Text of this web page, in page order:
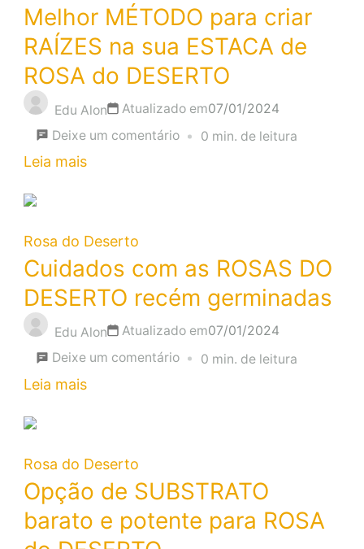
NO
NASCIMENTO
DA
ROSA
DO
DESERTO
Melhor MÉTODO para criar
RAÍZES na sua ESTACA de
ROSA do DESERTO
Edu Alon Atualizado em07/01/2024
Deixe um comentárioem
RAÍZES
sua
ESTACA
de
0 min. de leitura
Leia mais
Rosa do Deserto
Cuidados com as ROSAS DO
DESERTO recém germinadas
Edu Alon Atualizado em07/01/2024
Deixe um comentárioem
DO
recém
0 min. de leitura
Leia mais
Rosa do Deserto
Opção de SUBSTRATO
barato e potente para ROSA